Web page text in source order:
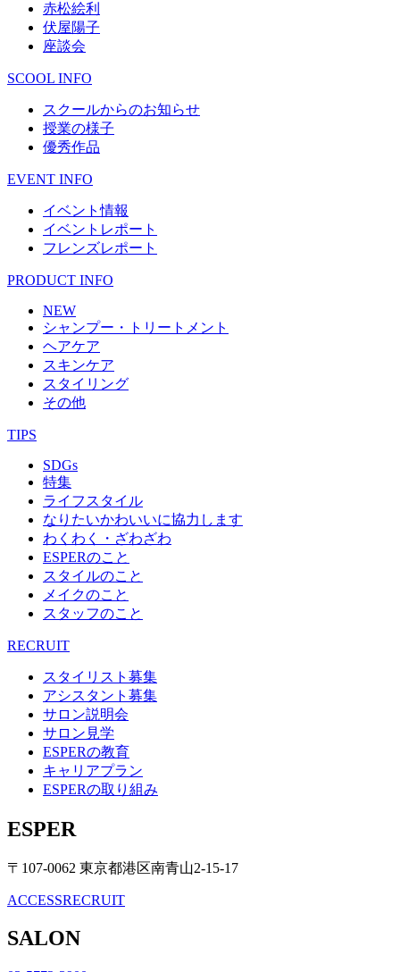
赤松絵利
伏屋陽子
座談会
SCOOL INFO
スクールからのお知らせ
授業の様子
優秀作品
EVENT INFO
イベント情報
イベントレポート
フレンズレポート
PRODUCT INFO
NEW
シャンプー・トリートメント
ヘアケア
スキンケア
スタイリング
その他
TIPS
SDGs
特集
ライフスタイル
なりたいかわいいに協力します
わくわく・ざわざわ
ESPERのこと
スタイルのこと
メイクのこと
スタッフのこと
RECRUIT
スタイリスト募集
アシスタント募集
サロン説明会
サロン見学
ESPERの教育
キャリアプラン
ESPERの取り組み
ESPER
〒107-0062 東京都港区南青山2-15-17
ACCESSRECRUIT
SALON